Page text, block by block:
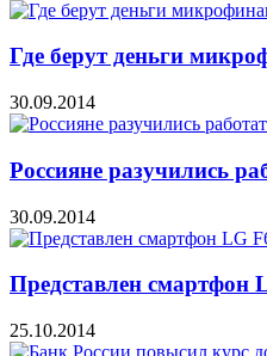
Где берут деньги
30.09.2014
Россияне разучились
30.09.2014
Представлен смартфон
25.10.2014